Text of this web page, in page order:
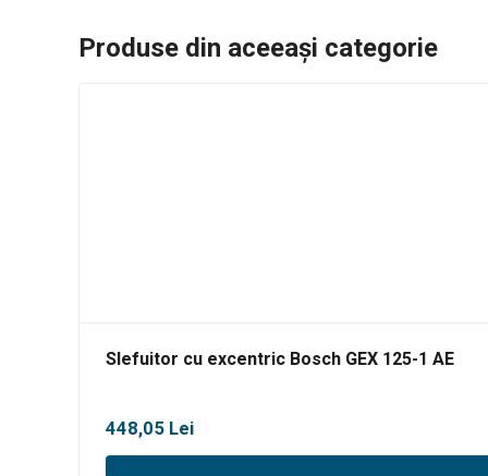
Produse din aceeași categorie
Slefuitor cu excentric Bosch GEX 125-1 AE
448,05 Lei